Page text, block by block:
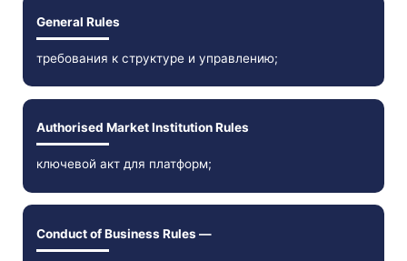
General Rules
требования к структуре и управлению;
Authorised Market Institution Rules
ключевой акт для платформ;
Conduct of Business Rules —